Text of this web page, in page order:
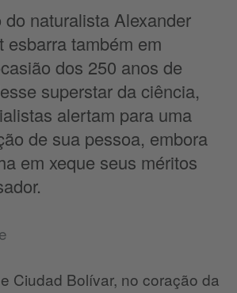
naturalista Alexander
esbarra também em
dos 250 anos de
superstar da ciência,
alertam para uma
de sua pessoa, embora
em xeque seus méritos
Ciudad Bolívar, no coração da